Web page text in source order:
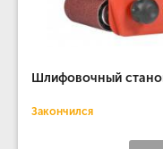
Шлифовочный
Закончился